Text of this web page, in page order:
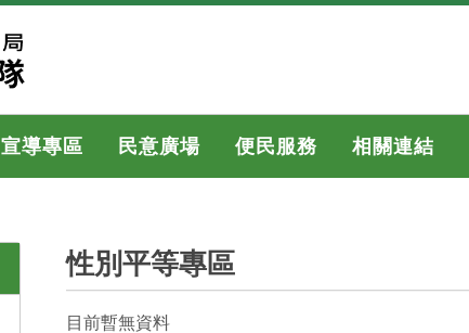
宣導專區 民意廣場 便民服務 相關連結
性別平等專區
目前暫無資料